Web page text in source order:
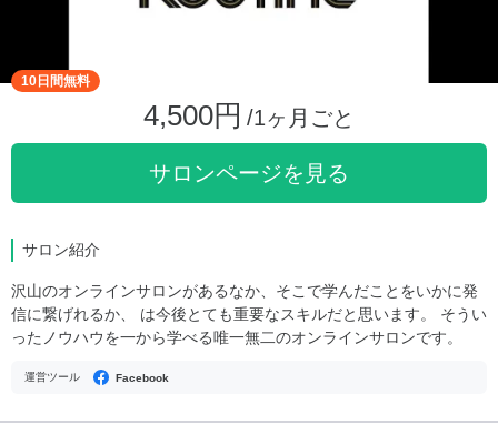
10日間無料
4,500円 /1ヶ月ごと
サロンページを見る
サロン紹介
沢山のオンラインサロンがあるなか、そこで学んだことをいかに発
信に繋げれるか、 は今後とても重要なスキルだと思います。 そうい
ったノウハウを一から学べる唯一無二のオンラインサロンです。
運営ツール Facebook